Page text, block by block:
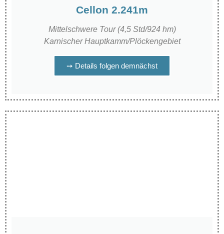
Cellon 2.241m
Mittelschwere Tour (4,5 Std/924 hm)
Karnischer Hauptkamm/Plöckengebiet
➙ Details folgen demnächst